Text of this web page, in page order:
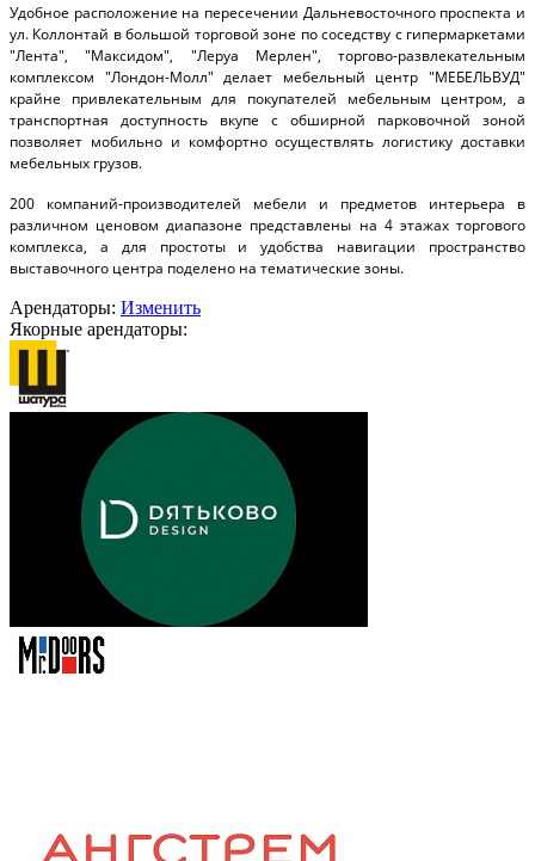
Удобное расположение на пересечении Дальневосточного проспекта и
ул. Коллонтай в большой торговой зоне по соседству с гипермаркетами
"Лента", "Максидом", "Леруа Мерлен", торгово-развлекательным
комплексом "Лондон-Молл" делает мебельный центр "МЕБЕЛЬВУД"
крайне привлекательным для покупателей мебельным центром, а
транспортная доступность вкупе с обширной парковочной зоной
позволяет мобильно и комфортно осуществлять логистику доставки
мебельных грузов.
200 компаний-производителей мебели и предметов интерьера в
различном ценовом диапазоне представлены на 4 этажах торгового
комплекса, а для простоты и удобства навигации пространство
выставочного центра поделено на тематические зоны.
Арендаторы: Изменить
Якорные арендаторы: